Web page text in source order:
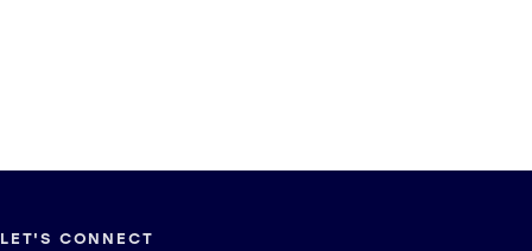
LET'S CONNECT